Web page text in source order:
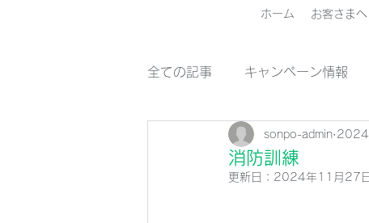
ホーム お客さまへ
全ての記事 キャンペーン情報
消防訓練
sonpo-admin 2024
更新日： 2024年11月27日